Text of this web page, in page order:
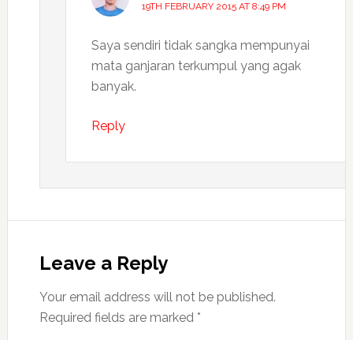
19TH FEBRUARY 2015 AT 8:49 PM
Saya sendiri tidak sangka mempunyai
mata ganjaran terkumpul yang agak
banyak.
Reply
Leave a Reply
Your email address will not be published.
Required fields are marked *